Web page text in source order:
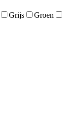
Grijs
Groen